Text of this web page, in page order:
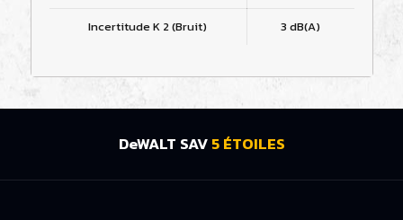
Incertitude K 2 (Bruit) 3 dB(A)
DeWALT SAV5 ÉTOILES